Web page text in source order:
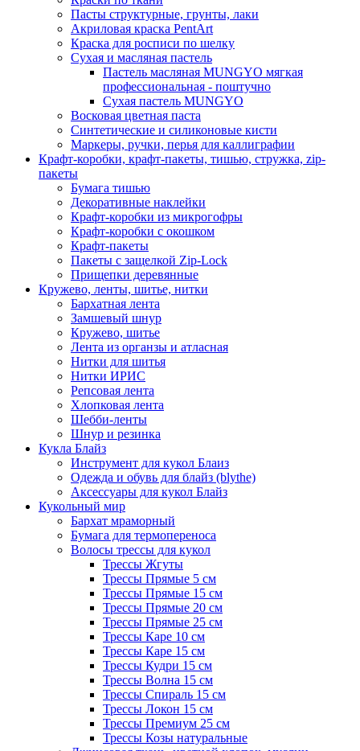
Пасты структурные, грунты, лаки
Акриловая краска PentArt
Краска для росписи по шелку
Cухая и масляная пастель
Пастель масляная MUNGYO мягкая
профессиональная - поштучно
Сухая пастель MUNGYO
Восковая цветная паста
Синтетические и силиконовые кисти
Маркеры, ручки, перья для каллиграфии
Крафт-коробки, крафт-пакеты, тишью, стружка, zip-
пакеты
Бумага тишью
Декоративные наклейки
Крафт-коробки из микрогофры
Крафт-коробки с окошком
Крафт-пакеты
Пакеты с защелкой Zip-Lock
Прищепки деревянные
Кружево, ленты, шитье, нитки
Бархатная лента
Замшевый шнур
Кружево, шитье
Лента из органзы и атласная
Нитки для шитья
Нитки ИРИС
Репсовая лента
Хлопковая лента
Шебби-ленты
Шнур и резинка
Кукла Блайз
Инструмент для кукол Блаиз
Одежда и обувь для блайз (blythe)
Аксессуары для кукол Блайз
Кукольный мир
Бархат мраморный
Бумага для термопереноса
Волосы трессы для кукол
Трессы Жгуты
Трессы Прямые 5 см
Трессы Прямые 15 см
Трессы Прямые 20 см
Трессы Прямые 25 см
Трессы Каре 10 см
Трессы Каре 15 см
Трессы Кудри 15 см
Трессы Волна 15 см
Трессы Спираль 15 см
Трессы Локон 15 см
Трессы Премиум 25 см
Трессы Козы натуральные